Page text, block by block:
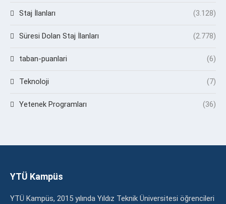
Staj İlanları (3.128)
Süresi Dolan Staj İlanları (2.778)
taban-puanlari (6)
Teknoloji (7)
Yetenek Programları (36)
YTÜ Kampüs
YTÜ Kampüs, 2015 yılında Yıldız Teknik Üniversitesi öğrencileri